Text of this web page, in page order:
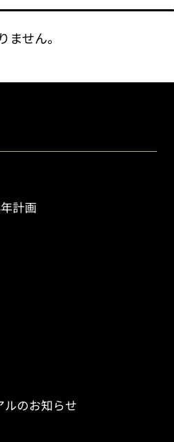
せん。
計画
ルのお知らせ